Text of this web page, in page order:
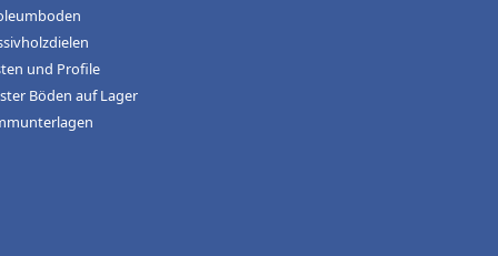
und Profile
Böden auf Lager